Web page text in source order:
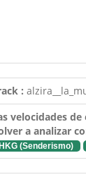
:
velocidades
a analizar
HKG (Senderismo)